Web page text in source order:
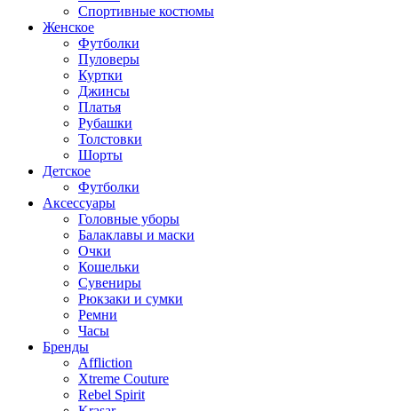
Спортивные костюмы
Женское
Футболки
Пуловеры
Куртки
Джинсы
Платья
Рубашки
Толстовки
Шорты
Детское
Футболки
Аксессуары
Головные уборы
Балаклавы и маски
Очки
Кошельки
Сувениры
Рюкзаки и сумки
Ремни
Часы
Бренды
Affliction
Xtreme Couture
Rebel Spirit